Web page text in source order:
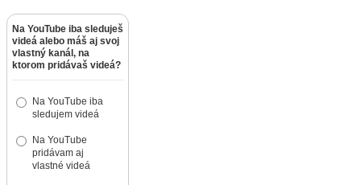
Na YouTube iba sleduješ
videá alebo máš aj svoj
vlastný kanál, na
ktorom pridávaš videá?
Na YouTube iba
sledujem videá
Na YouTube
pridávam aj
vlastné videá